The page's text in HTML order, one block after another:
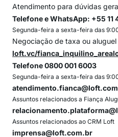
Atendimento para dúvidas
Telefone e WhatsApp: +55 11
Segunda-feira a sexta-feira das
Negociação de taxa ou aluguel
loft.vc/
Telefone 0800 001 6003
Segunda-feira a sexta-feira das
Assuntos relacionados a Fiança
Assuntos relacionados ao CRM Loft
imprensa@loft.com.br